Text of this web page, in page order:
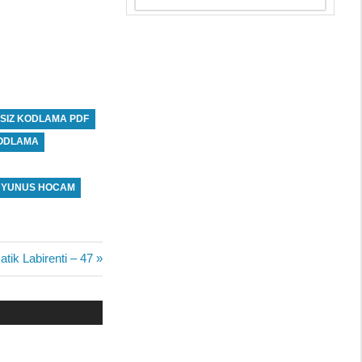
KODLAMA PDF
YUNUS HOCAM
Labirenti – 47